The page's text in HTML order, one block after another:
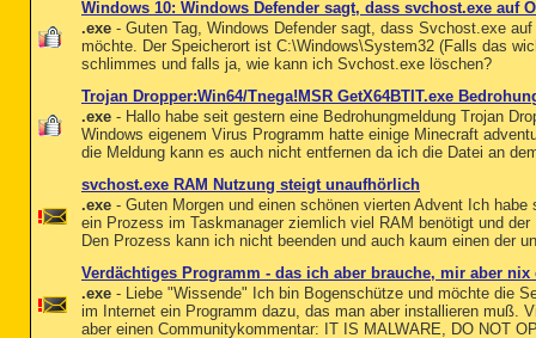
Windows 10: Windows Defender sagt, dass svchost.exe auf
.exe - Guten Tag, Windows Defender sagt, dass Svchost.exe
möchte. Der Speicherort ist C:\Windows\System32 (Falls das
schlimmes und falls ja, wie kann ich Svchost.exe löschen?
Trojan Dropper:Win64/Tnega!MSR GetX64BTIT.exe
.exe - Hallo habe seit gestern eine Bedrohungmeldung Trojan
Windows eigenem Virus Programm hatte einige Minecraft
die Meldung kann es auch nicht entfernen da ich die Datei an
svchost.exe RAM Nutzung steigt unaufhörlich
.exe - Guten Morgen und einen schönen vierten Advent Ich
ein Prozess im Taskmanager ziemlich viel RAM benötigt und
Den Prozess kann ich nicht beenden und auch kaum einen der
Verdächtiges Programm - das ich aber brauche, mir aber nix
.exe - Liebe "Wissende" Ich bin Bogenschütze und möchte die
im Internet ein Programm dazu, das man aber installieren muß.
aber einen Communitykommentar: IT IS MALWARE, DO NOT